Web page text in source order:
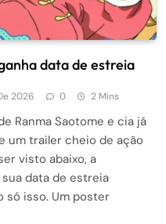
data de estreia
2026 0 2 Mins
Ranma Saotome e cia já
um trailer cheio de ação
visto abaixo, a
data de estreia
só isso. Um poster